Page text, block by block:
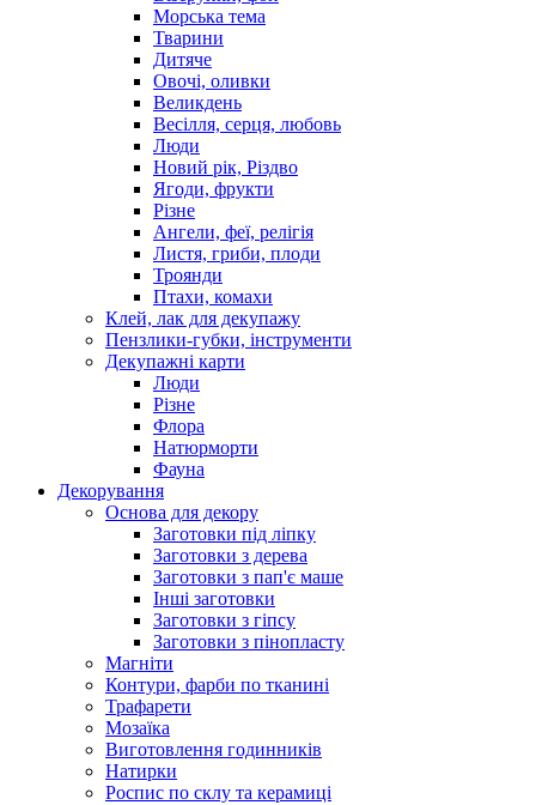
Морська тема
Тварини
Дитяче
Овочі, оливки
Великдень
Весілля, серця, любовь
Люди
Новий рік, Різдво
Ягоди, фрукти
Різне
Ангели, феї, релігія
Листя, гриби, плоди
Троянди
Птахи, комахи
Клей, лак для декупажу
Пензлики-губки, інструменти
Декупажні карти
Люди
Різне
Флора
Натюрморти
Фауна
Декорування
Основа для декору
Заготовки під ліпку
Заготовки з дерева
Заготовки з пап'є маше
Інші заготовки
Заготовки з гіпсу
Заготовки з пінопласту
Магніти
Контури, фарби по тканині
Трафарети
Мозаїка
Виготовлення годинників
Натирки
Роспис по склу та керамиці